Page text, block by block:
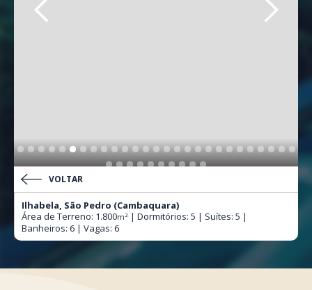
VOLTAR
Ilhabela, São Pedro (Cambaquara)
Área de Terreno: 1.800m² | Dormitórios: 5 | Suítes: 5 |
Banheiros: 6 | Vagas: 6